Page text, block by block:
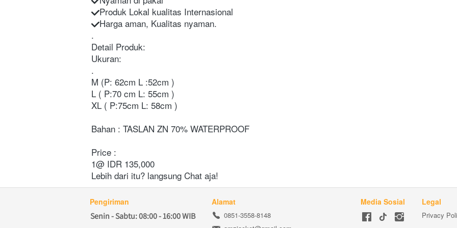
Produk Lokal kualitas Internasional
Harga aman, Kualitas nyaman.
.
Detail Produk:
Ukuran:
.
M (P: 62cm L :52cm )
L ( P:70 cm L: 55cm )
XL ( P:75cm L: 58cm )
Bahan : TASLAN ZN 70% WATERPROOF
Price :
1@ IDR 135,000
Lebih dari itu? langsung Chat aja!
Pengiriman
Senin - Sabtu: 08:00 - 16:00 WIB
Alamat
0851-3558-8148
Media Sosial Legal
Privacy